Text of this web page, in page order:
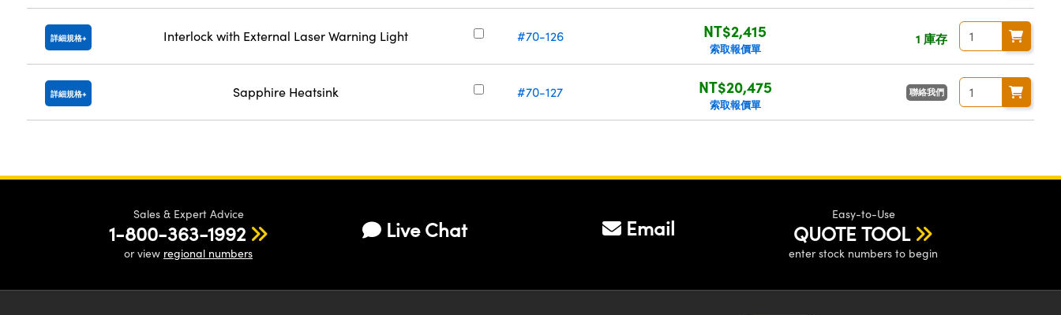
詳細規格 Interlock with External Laser Warning Light #70-126 NT$2,415
索取報價單
1 庫存
詳細規格 Sapphire Heatsink #70-127 NT$20,475
索取報價單
聯絡我們
Sales & Expert Advice
1-800-363-1992
or view regional numbers
Live Chat Email
Easy-to-Use
QUOTE TOOL
enter stock numbers to begin